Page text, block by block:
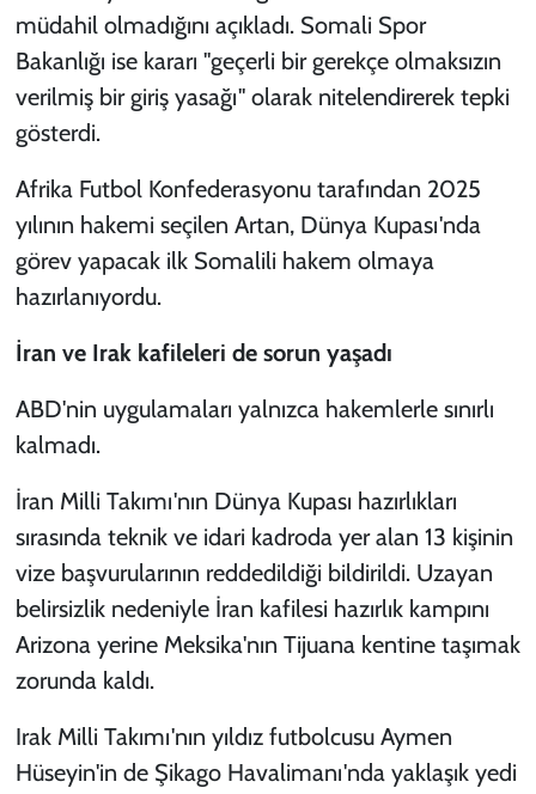
müdahil olmadığını açıkladı. Somali Spor
Bakanlığı ise kararı "geçerli bir gerekçe olmaksızın
verilmiş bir giriş yasağı" olarak nitelendirerek tepki
gösterdi.
Afrika Futbol Konfederasyonu tarafından 2025
yılının hakemi seçilen Artan, Dünya Kupası'nda
görev yapacak ilk Somalili hakem olmaya
hazırlanıyordu.
İran ve Irak kafileleri de sorun yaşadı
ABD'nin uygulamaları yalnızca hakemlerle sınırlı
kalmadı.
İran Milli Takımı'nın Dünya Kupası hazırlıkları
sırasında teknik ve idari kadroda yer alan 13 kişinin
vize başvurularının reddedildiği bildirildi. Uzayan
belirsizlik nedeniyle İran kafilesi hazırlık kampını
Arizona yerine Meksika'nın Tijuana kentine taşımak
zorunda kaldı.
Irak Milli Takımı'nın yıldız futbolcusu Aymen
Hüseyin'in de Şikago Havalimanı'nda yaklaşık yedi